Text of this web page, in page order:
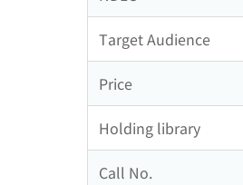
Target Audience
Price
Holding library
Call No.